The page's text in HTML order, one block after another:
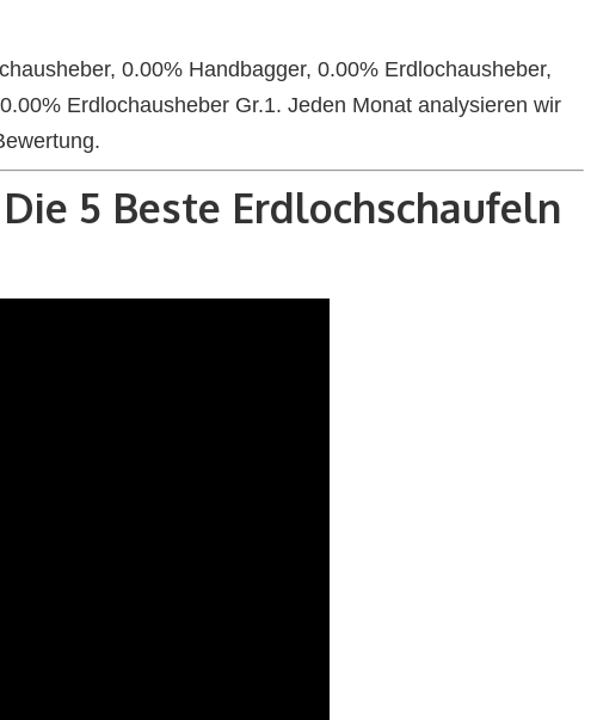
0.00% Handbagger, 0.00% Erdlochausheber,
Erdlochausheber Gr.1. Jeden Monat analysieren wir
5 Beste Erdlochschaufeln